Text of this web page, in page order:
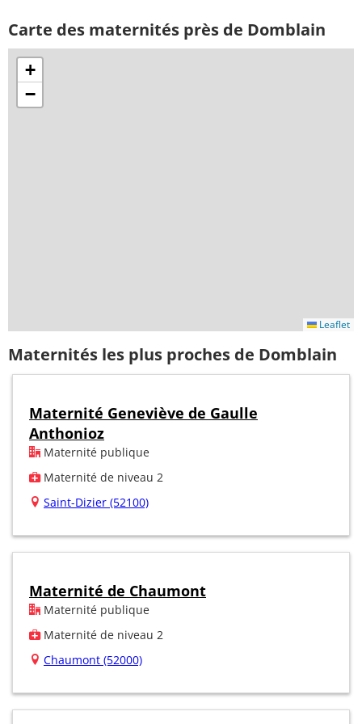
Carte des maternités près de Domblain
+
−
Leaflet
Maternités les plus proches de Domblain
Maternité Geneviève de Gaulle
Anthonioz
Maternité publique
Maternité de niveau 2
Saint-Dizier (52100)
Maternité de Chaumont
Maternité publique
Maternité de niveau 2
Chaumont (52000)